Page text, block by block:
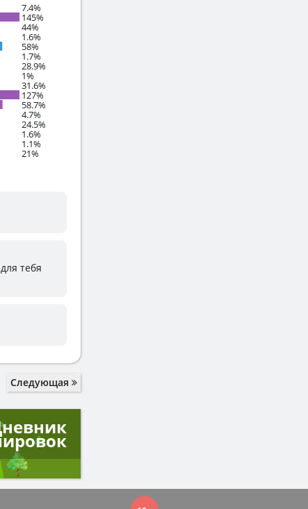
7.4%
145%
44%
1.6%
58%
1.7%
28.9%
1%
31.6%
127%
58.7%
4.7%
24.5%
1.6%
1.1%
21%
тебя
Следующая